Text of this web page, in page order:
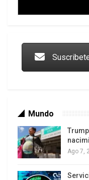
Mundo
Ago 7,